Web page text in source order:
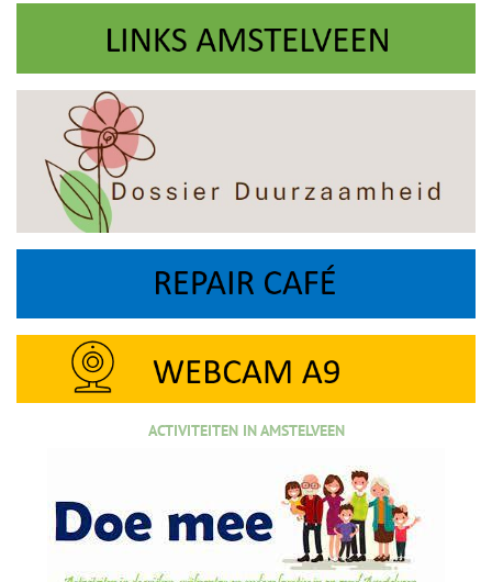
ACTIVITEITEN IN AMSTELVEEN